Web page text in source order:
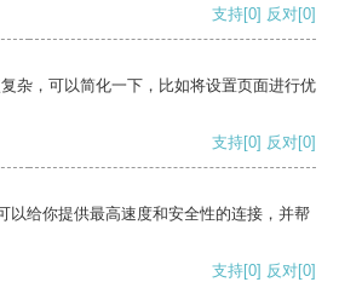
支持[0] 反对[0]
杂，可以简化一下，比如将设置页面进行优
支持[0] 反对[0]
以给你提供最高速度和安全性的连接，并帮
支持[0] 反对[0]